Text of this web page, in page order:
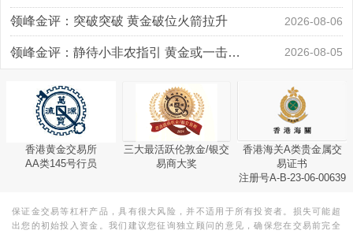
领峰金评：突破突破 黄金破位火箭拉升 2026-08-06
领峰金评：静待小非农指引 黄金或一击破局 2026-08-05
香港黄金交易所
AA类145号行员
三大最活跃伦敦金/银交
易商大奖
香港海关A类贵金属交
易证书
注册号A-B-23-06-00639
保证金交易等杠杆产品，具有很大风险，并不适用于所有投资者。损失可能超
出您的初始投入资金。我们建议您征询独立顾问的意见，确保您在交易前完全